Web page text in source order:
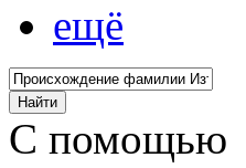
ещё
С помощью